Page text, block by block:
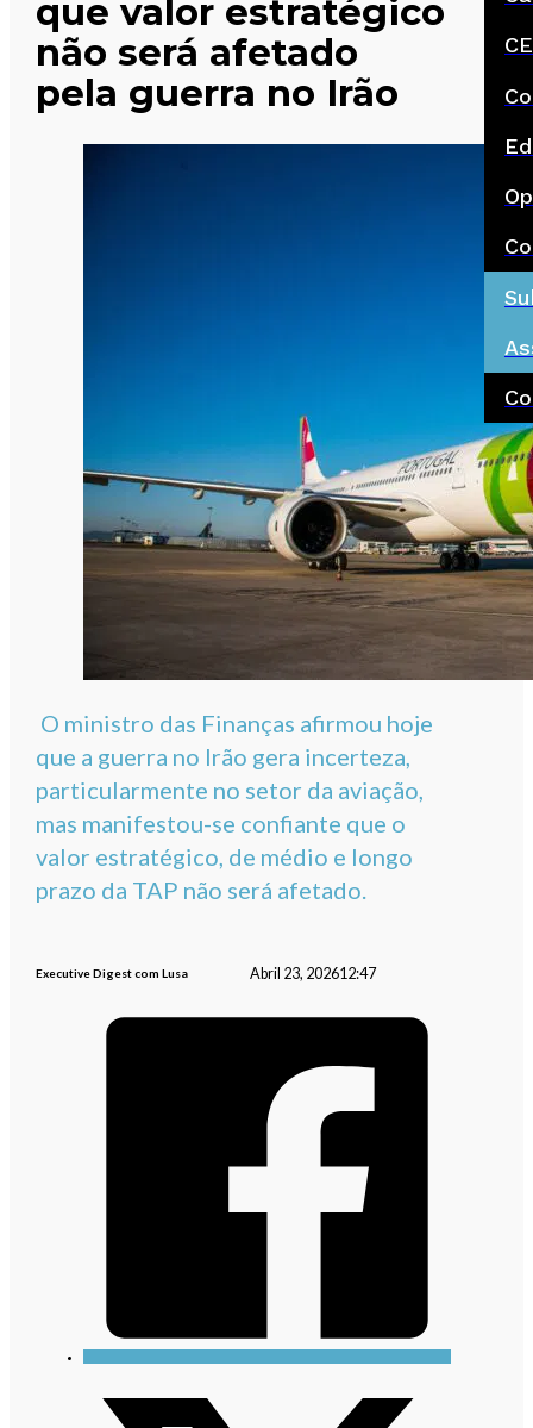
que valor estratégico
não será afetado
pela guerra no Irão
O ministro das Finanças afirmou hoje
que a guerra no Irão gera incerteza,
particularmente no setor da aviação,
mas manifestou-se confiante que o
valor estratégico, de médio e longo
prazo da TAP não será afetado.
Executive Digest com Lusa Abril 23, 202612:47